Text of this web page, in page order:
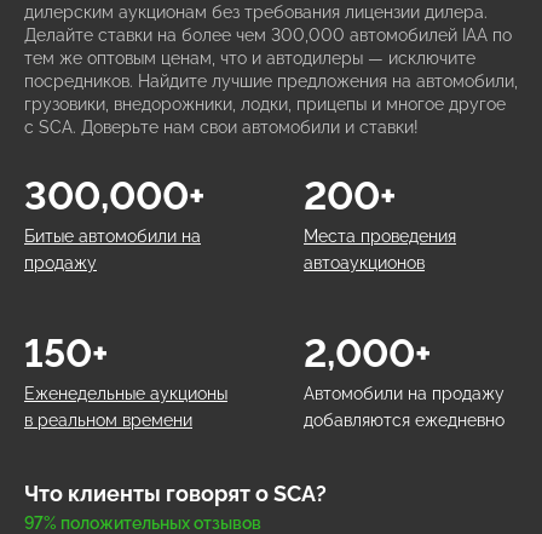
дилерским аукционам без требования лицензии дилера.
Делайте ставки на более чем 300,000 автомобилей IAA по
тем же оптовым ценам, что и автодилеры — исключите
посредников. Найдите лучшие предложения на автомобили,
грузовики, внедорожники, лодки, прицепы и многое другое
с SCA. Доверьте нам свои автомобили и ставки!
Битые автомобили на
продажу
300,000+
Места проведения
автоаукционов
200+
Еженедельные аукционы
в реальном времени
150+
Автомобили на продажу
добавляются ежедневно
2,000+
Что клиенты говорят о SCA?
97% положительных отзывов